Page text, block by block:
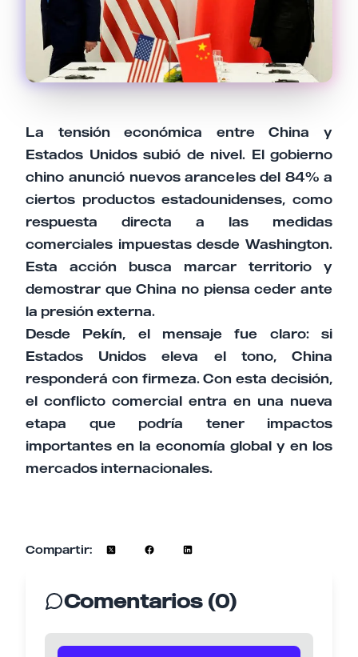
La tensión económica entre China y
Estados Unidos subió de nivel. El gobierno
chino anunció nuevos aranceles del 84% a
ciertos productos estadounidenses, como
respuesta directa a las medidas
comerciales impuestas desde Washington.
Esta acción busca marcar territorio y
demostrar que China no piensa ceder ante
la presión externa.
Desde Pekín, el mensaje fue claro: si
Estados Unidos eleva el tono, China
responderá con firmeza. Con esta decisión,
el conflicto comercial entra en una nueva
etapa que podría tener impactos
importantes en la economía global y en los
mercados internacionales.
Compartir:
Comentarios (0)
Cancelar Enviar comentario